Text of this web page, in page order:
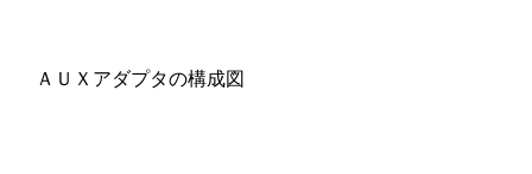
ＡＵＸアダプタの構成図